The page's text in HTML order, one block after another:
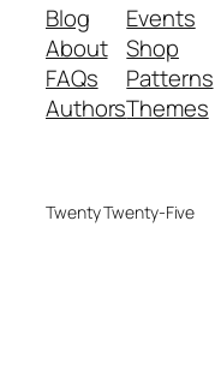
Blog
About
FAQs
Authors
Events
Shop
Patterns
Themes
Twenty Twenty-Five